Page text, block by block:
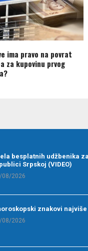
ima pravo na povrat
za kupovinu prvog
besplatnih udžbenika
Srpskoj (VIDEO)
08/2026
znakovi
08/2026